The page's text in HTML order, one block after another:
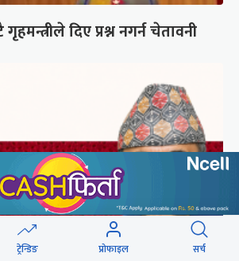
दिए प्रश्न नगर्न चेतावनी
ट्रेन्डिङ प्रोफाइल सर्च